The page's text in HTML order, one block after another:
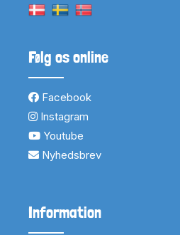
Følg os online
Facebook
Instagram
Youtube
Nyhedsbrev
Information